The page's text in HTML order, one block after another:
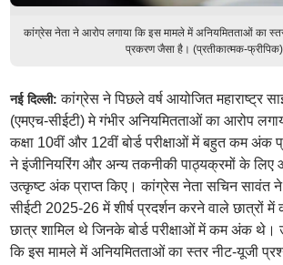
कांग्रेस नेता ने आरोप लगाया कि इस मामले में अनियमितताओं का
प्रकरण जैसा है। (प्रतीकात्मक-फ्रीपिक)
नई दिल्ली:कांग्रेस ने पिछले वर्ष आयोजित महाराष्ट्र
(एमएच-सीईटी) मे गंभीर अनियमितताओं का आरोप
कक्षा 10वीं और 12वीं बोर्ड परीक्षाओं में बहुत कम अंक
ने इंजीनियरिंग और अन्य तकनीकी पाठ्यक्रमों के लिए
उत्कृष्ट अंक प्राप्त किए। कांग्रेस नेता सचिन सावंत ने
सीईटी 2025-26 में शीर्ष प्रदर्शन करने वाले छात्रों
छात्र शामिल थे जिनके बोर्ड परीक्षाओं में कम अंक थे।
कि इस मामले में अनियमितताओं का स्तर नीट-यूजी